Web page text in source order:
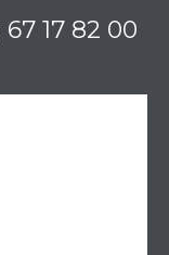
67 17 82 00